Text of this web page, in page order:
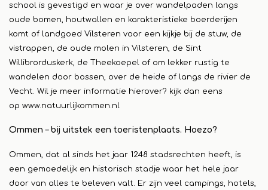
school is gevestigd en waar je over wandelpaden langs
oude bomen, houtwallen en karakteristieke boerderijen
komt of landgoed Vilsteren voor een kijkje bij de stuw, de
vistrappen, de oude molen in Vilsteren, de Sint
Willibrorduskerk, de Theekoepel of om lekker rustig te
wandelen door bossen, over de heide of langs de rivier de
Vecht. Wil je meer informatie hierover? kijk dan eens
op www.natuurlijkommen.nl
Ommen – bij uitstek een toeristenplaats. Hoezo?
Ommen, dat al sinds het jaar 1248 stadsrechten heeft, is
een gemoedelijk en historisch stadje waar het hele jaar
door van alles te beleven valt. Er zijn veel campings, hotels,